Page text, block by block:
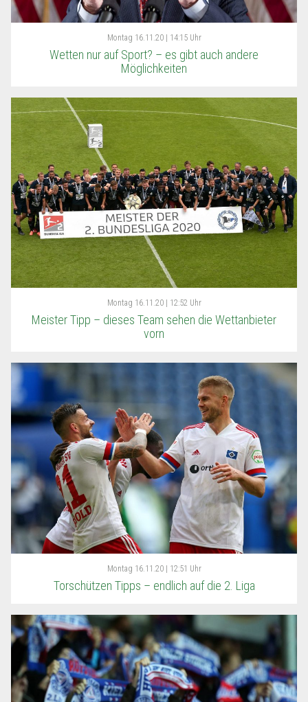
Montag 16.11.20 | 14:15 Uhr
Wetten nur auf Sport? – es gibt auch andere
Möglichkeiten
Montag 16.11.20 | 12:52 Uhr
Meister Tipp – dieses Team sehen die Wettanbieter
vorn
Montag 16.11.20 | 12:51 Uhr
Torschützen Tipps – endlich auf die 2. Liga